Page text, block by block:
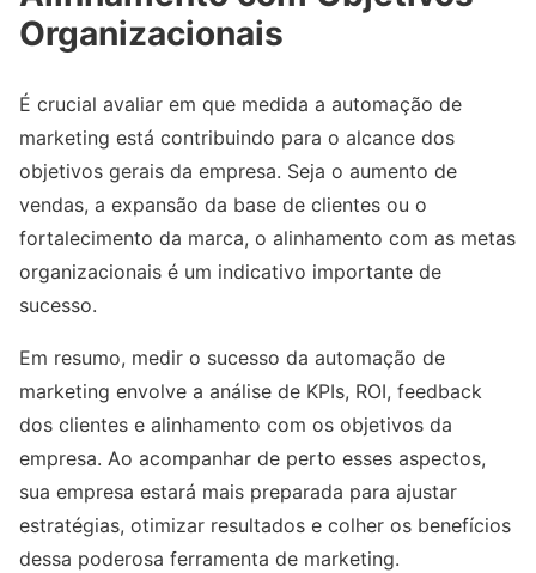
Organizacionais
É crucial avaliar em que medida a automação de
marketing está contribuindo para o alcance dos
objetivos gerais da empresa. Seja o aumento de
vendas, a expansão da base de clientes ou o
fortalecimento da marca, o alinhamento com as metas
organizacionais é um indicativo importante de
sucesso.
Em resumo, medir o sucesso da automação de
marketing envolve a análise de KPIs, ROI, feedback
dos clientes e alinhamento com os objetivos da
empresa. Ao acompanhar de perto esses aspectos,
sua empresa estará mais preparada para ajustar
estratégias, otimizar resultados e colher os benefícios
dessa poderosa ferramenta de marketing.